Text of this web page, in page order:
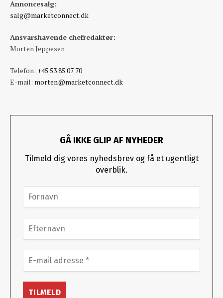
Annoncesalg:
salg@marketconnect.dk
Ansvarshavende chefredaktør:
Morten Jeppesen
Telefon: +45 53 85 07 70
E-mail: morten@marketconnect.dk
GÅ IKKE GLIP AF NYHEDER
Tilmeld dig vores nyhedsbrev og få et ugentligt
overblik.